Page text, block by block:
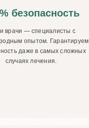
безопасность
врачи — специалисты с
опытом. Гарантируем
даже в самых сложных
случаях лечения.